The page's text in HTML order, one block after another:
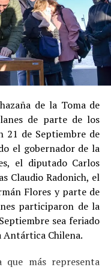
, al no
previos.
sumadas al
la posibilidad de un
investigación
de Castrodictó
que obliga a
total de
moral:
de la Toma de
de parte de los
21 de Septiembre de
el gobernador de la
el diputado Carlos
Claudio Radonich, el
Flores y parte de
participaron de la
sea feriado
Antártica Chilena.
más representa